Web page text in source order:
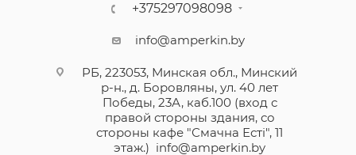
+375297098098
info@amperkin.by
РБ, 223053, Минская обл., Минский
р-н., д. Боровляны, ул. 40 лет
Победы, 23А, каб.100 (вход с
правой стороны здания, со
стороны кафе "Смачна Естi", 11
этаж.) info@amperkin.by